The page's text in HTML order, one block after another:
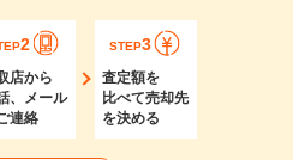
2
店から
、メール
連絡
STEP3
査定額を
比べて売却先
を決める